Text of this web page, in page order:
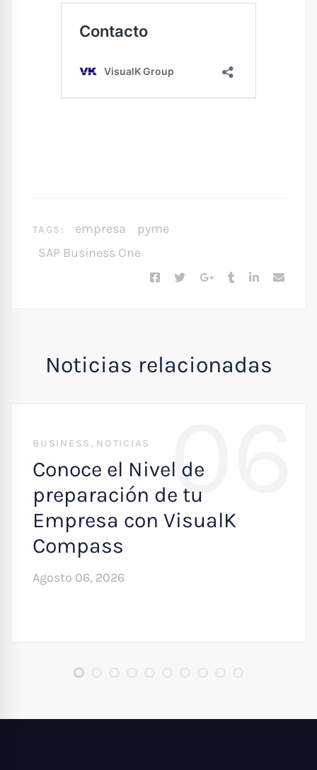
TAGS: empresa
pyme
SAP Business One
Noticias relacionadas
06
BUSINESS , NOTICIAS
Conoce el Nivel de
preparación de tu
Empresa con VisualK
Compass
Agosto 06, 2026